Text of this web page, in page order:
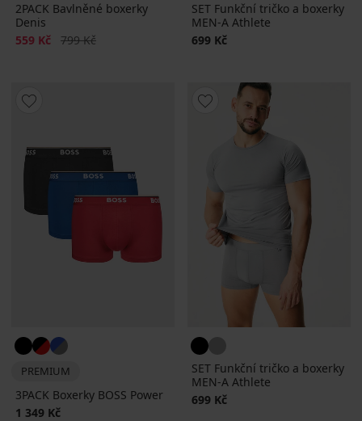
2PACK Bavlněné boxerky
Denis
Sleva
559 Kč Původní cena
799 Kč
SET Funkční tričko a boxerky
MEN-A Athlete
699 Kč
PREMIUM
3PACK Boxerky BOSS Power
1 349 Kč
SET Funkční tričko a boxerky
MEN-A Athlete
699 Kč